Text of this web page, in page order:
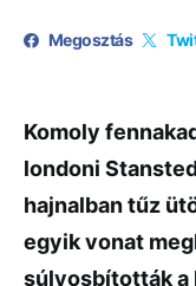
Megosztás
Komoly
londoni
hajnalban tűz
egyik vonat
súlyosbították a